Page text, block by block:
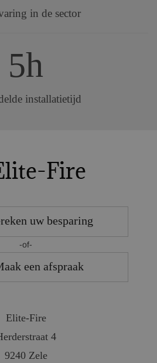
in de sector
5h
installatietijd
uw besparing
-of-
een afspraak
Elite-Fire
4
9240 Zele